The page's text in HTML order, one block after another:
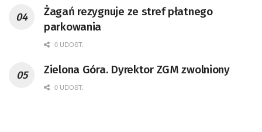
Żagań rezygnuje ze stref płatnego
parkowania
0 UDOST.
Zielona Góra. Dyrektor ZGM zwolniony
0 UDOST.